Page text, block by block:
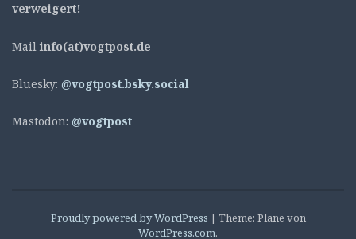
verweigert!
Mail info(at)vogtpost.de
Bluesky: @vogtpost.bsky.social
Mastodon: @vogtpost
Proudly powered by WordPress | Theme: Plane von
WordPress.com.